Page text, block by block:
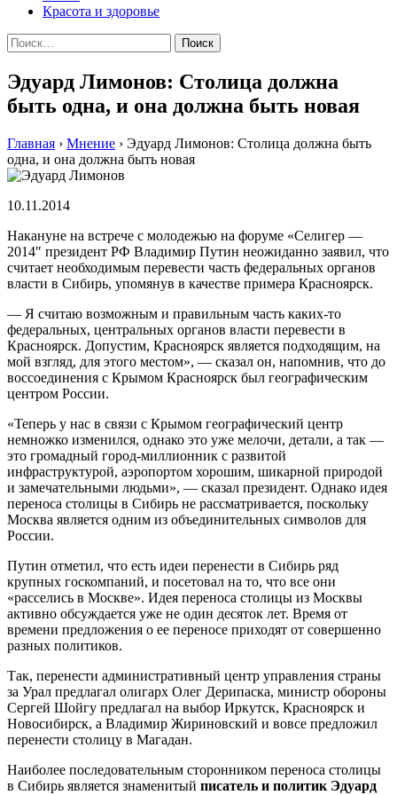
Красота и здоровье
Найти:
Эдуард Лимонов: Столица должна
быть одна, и она должна быть новая
Главная › Мнение › Эдуард Лимонов: Столица должна быть
одна, и она должна быть новая
10.11.2014
Накануне на встрече с молодежью на форуме «Селигер —
2014″ президент РФ Владимир Путин неожиданно заявил, что
считает необходимым перевести часть федеральных органов
власти в Сибирь, упомянув в качестве примера Красноярск.
— Я считаю возможным и правильным часть каких-то
федеральных, центральных органов власти перевести в
Красноярск. Допустим, Красноярск является подходящим, на
мой взгляд, для этого местом», — сказал он, напомнив, что до
воссоединения с Крымом Красноярск был географическим
центром России.
«Теперь у нас в связи с Крымом географический центр
немножко изменился, однако это уже мелочи, детали, а так —
это громадный город-миллионник с развитой
инфраструктурой, аэропортом хорошим, шикарной природой
и замечательными людьми», — сказал президент. Однако идея
переноса столицы в Сибирь не рассматривается, поскольку
Москва является одним из объединительных символов для
России.
Путин отметил, что есть идеи перенести в Сибирь ряд
крупных госкомпаний, и посетовал на то, что все они
«расселись в Москве». Идея переноса столицы из Москвы
активно обсуждается уже не один десяток лет. Время от
времени предложения о ее переносе приходят от совершенно
разных политиков.
Так, перенести административный центр управления страны
за Урал предлагал олигарх Олег Дерипаска, министр обороны
Сергей Шойгу предлагал на выбор Иркутск, Красноярск и
Новосибирск, а Владимир Жириновский и вовсе предложил
перенести столицу в Магадан.
Наиболее последовательным сторонником переноса столицы
в Сибирь является знаменитый писатель и политик Эдуард